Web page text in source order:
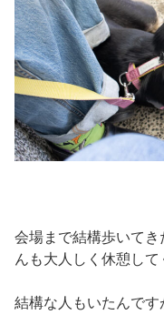
会場まで結構歩いて
んも大人しく休憩して
結構な人もいたんで